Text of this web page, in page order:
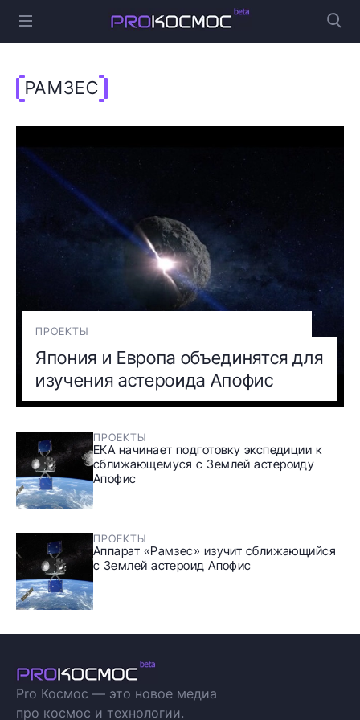
РАМЗЕС
ПРОЕКТЫ
Япония и Европа объединятся для
изучения астероида Апофис
ПРОЕКТЫ
ЕКА начинает подготовку экспедиции к
сближающемуся с Землей астероиду
Апофис
ПРОЕКТЫ
Аппарат «Рамзес» изучит сближающийся
с Землей астероид Апофис
Pro Космос — это новое медиа
про космос и технологии.